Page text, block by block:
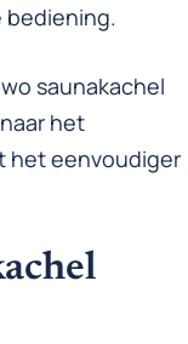
saunakachel
het
het eenvoudiger